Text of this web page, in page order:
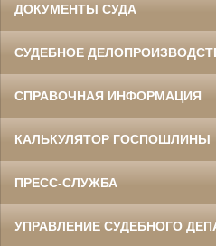
ДОКУМЕНТЫ СУДА
СУДЕБНОЕ
СПРАВОЧНАЯ ИНФОРМАЦИЯ
КАЛЬКУЛЯТОР ГОСПОШЛИНЫ
ПРЕСС-СЛУЖБА
УПРАВЛЕНИЕ СУДЕБНОГО